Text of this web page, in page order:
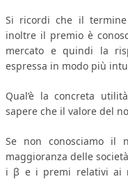
AMMINISTRATIVA
TRIBUTARIA
GIURISPRUDENZA
EUROPEA
COSTITUZIONALE
CIVILE
TRIBUTARIA
Si ricordi che il
inoltre il premio è
mercato e quindi la
espressa in modo più
Qual’è la concreta
sapere che il valore del
Se non conosciamo il
maggioranza delle
i β e i premi relativi ai